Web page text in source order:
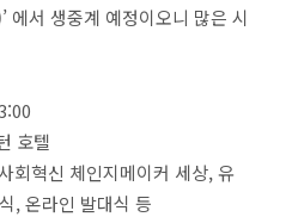
에서 생중계 예정이오니 많은 시
호텔
회혁신 체인지메이커 세상, 유
, 온라인 발대식 등